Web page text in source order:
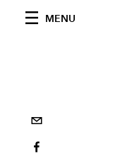
MENU